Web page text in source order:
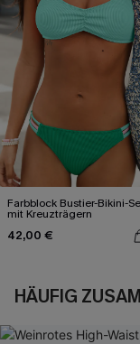
Farbblock Bustier-Bikini-
mit Kreuzträgern
42,00 €
HÄUFIG